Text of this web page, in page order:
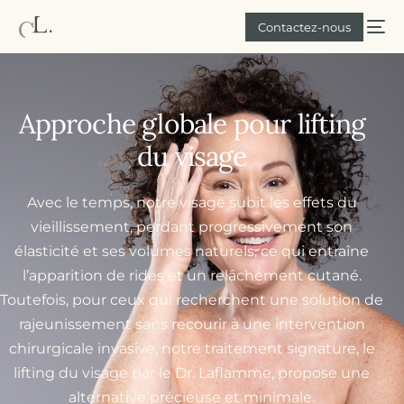
Contactez-nous
Approche globale pour lifting
du visage
Avec le temps, notre visage subit les effets du
vieillissement, perdant progressivement son
élasticité et ses volumes naturels, ce qui entraîne
l’apparition de rides et un relâchement cutané.
Toutefois, pour ceux qui recherchent une solution de
rajeunissement sans recourir à une intervention
chirurgicale invasive, notre traitement signature, le
lifting du visage par le Dr. Laflamme, propose une
alternative précieuse et minimale.